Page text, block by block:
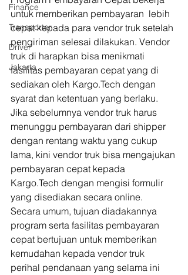
Finance
Transporter
Driver
Jakarta
untuk memberikan pembayaran  lebih
cepat kepada para vendor truk setelah
pengiriman selesai dilakukan. Vendor
truk di harapkan bisa menikmati
fasilitas pembayaran cepat yang di
sediakan oleh Kargo.Tech dengan
syarat dan ketentuan yang berlaku.
Jika sebelumnya vendor truk harus
menunggu pembayaran dari shipper
dengan rentang waktu yang cukup
lama, kini vendor truk bisa mengajukan
pembayaran cepat kepada
Kargo.Tech dengan mengisi formulir
yang disediakan secara online.
Secara umum, tujuan diadakannya
program serta fasilitas pembayaran
cepat bertujuan untuk memberikan
kemudahan kepada vendor truk
perihal pendanaan yang selama ini